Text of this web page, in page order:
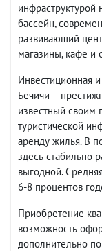
бассейн,
развивающий
магазины, кафе и
Инвестиционная
Бечичи –
известный своим
туристической
аренду жилья. В
здесь стабильно
выгодной.
6-8 процентов
Приобретение
возможность
дополнительно